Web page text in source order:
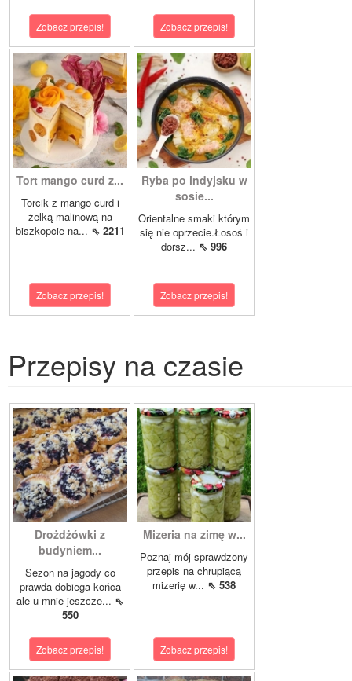
Zobacz przepis! Zobacz przepis!
Tort mango curd z...
Torcik z mango curd i
żelką malinową na
biszkopcie na... ⇖ 2211
Zobacz przepis!
Ryba po indyjsku w
sosie...
Orientalne smaki którym
się nie oprzecie.Łosoś i
dorsz... ⇖ 996
Zobacz przepis!
Przepisy na czasie
Drożdżówki z
budyniem...
Sezon na jagody co
prawda dobiega końca
ale u mnie jeszcze... ⇖
550
Zobacz przepis!
Mizeria na zimę w...
Poznaj mój sprawdzony
przepis na chrupiącą
mizerię w... ⇖ 538
Zobacz przepis!